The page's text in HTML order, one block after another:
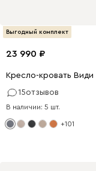
Выгодный комплект
23 990
Кресло-кровать
15отзывов
В наличии: 5 шт.
+101